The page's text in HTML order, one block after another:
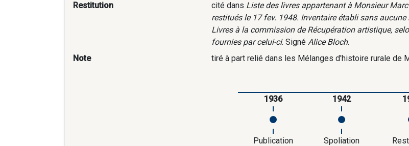
Restitution
cité dans Liste des livres appartenant à Monsieur
restitués le 17 fev. 1948. Inventaire établi sans
Livres à la commission de Récupération artistique,
fournies par celui-ci. Signé Alice Bloch.
Note
tiré à part relié dans les Mélanges d'histoire rurale de
1936
Publication
1942
Spoliation